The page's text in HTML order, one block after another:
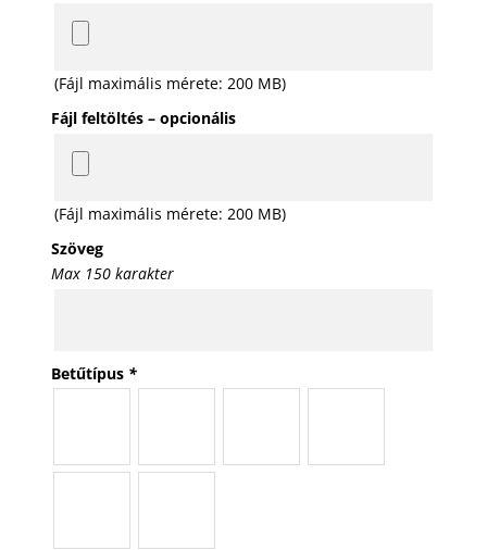
(Fájl maximális mérete: 200 MB)
Fájl feltöltés – opcionális
(Fájl maximális mérete: 200 MB)
Szöveg
Max 150 karakter
Betűtípus *